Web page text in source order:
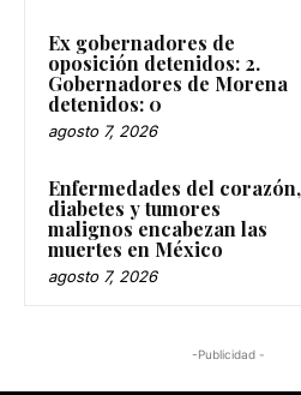
Ex gobernadores de
oposición detenidos: 2.
Gobernadores de Morena
detenidos: 0
agosto 7, 2026
Enfermedades del corazón,
diabetes y tumores
malignos encabezan las
muertes en México
agosto 7, 2026
-Publicidad -